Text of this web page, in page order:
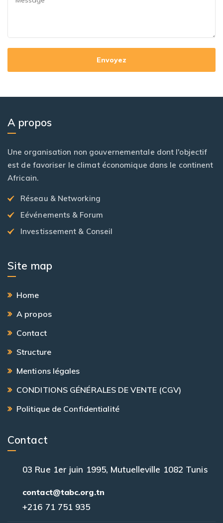
A propos
Une organisation non gouvernementale dont l'objectif
est de favoriser le climat économique dans le continent
Africain.
Réseau & Networking
Eévénements & Forum
Investissement & Conseil
Site map
Home
A propos
Contact
Structure
Mentions légales
CONDITIONS GÉNÉRALES DE VENTE (CGV)
Politique de Confidentialité
Contact
03 Rue 1er juin 1995, Mutuelleville 1082 Tunis
contact@tabc.org.tn
+216 71 751 935